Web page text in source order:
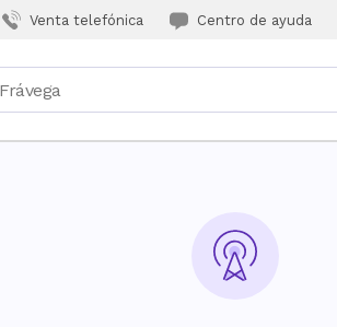
Venta telefónica Centro de ayuda